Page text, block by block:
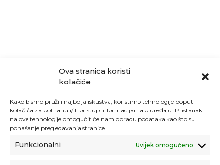
Ova stranica koristi
kolačiće
Kako bismo pružili najbolja iskustva, koristimo tehnologije poput
kolačića za pohranu i/ili pristup informacijama o uređaju. Pristanak
na ove tehnologije omogućit će nam obradu podataka kao što su
ponašanje pregledavanja stranice.
Funkcionalni Uvijek omogućeno